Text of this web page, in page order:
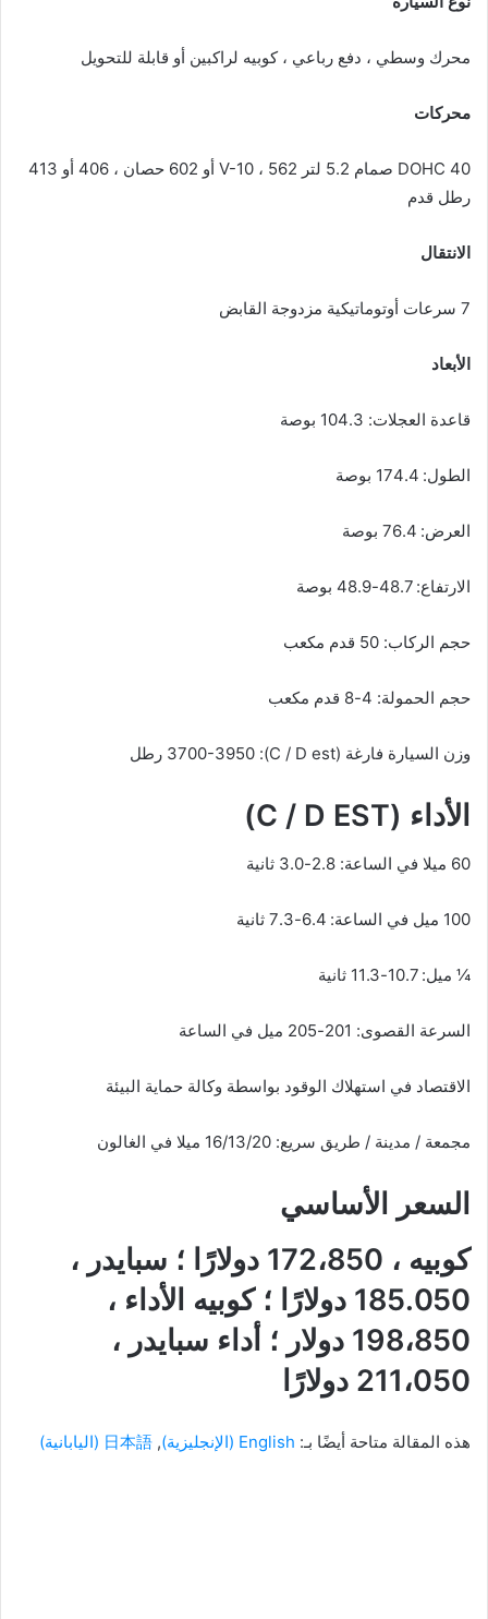
محرك وسطي ، دفع رباعي ، كوبيه لراكبين أو قابلة للتحويل
محركات
DOHC 40 صمام 5.2 لتر V-10 ، 562 أو 602 حصان ، 406 أو 413
رطل قدم
الانتقال
7 سرعات أوتوماتيكية مزدوجة القابض
الأبعاد
قاعدة العجلات: 104.3 بوصة
الطول: 174.4 بوصة
العرض: 76.4 بوصة
الارتفاع: 48.7-48.9 بوصة
حجم الركاب: 50 قدم مكعب
حجم الحمولة: 4-8 قدم مكعب
وزن السيارة فارغة (C / D est): 3700-3950 رطل
الأداء (C / D EST)
60 ميلا في الساعة: 2.8-3.0 ثانية
100 ميل في الساعة: 6.4-7.3 ثانية
¼ ميل: 10.7-11.3 ثانية
السرعة القصوى: 201-205 ميل في الساعة
الاقتصاد في استهلاك الوقود بواسطة وكالة حماية البيئة
مجمعة / مدينة / طريق سريع: 16/13/20 ميلا في الغالون
السعر الأساسي
كوبيه ، 172،850 دولارًا ؛ سبايدر ،
185.050 دولارًا ؛ كوبيه الأداء ،
198،850 دولار ؛ أداء سبايدر ،
211،050 دولارًا
هذه المقالة متاحة أيضًا بـ: English
(الإنجليزية)
日本語
(اليابانية)